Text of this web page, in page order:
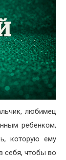
любимец
ребенком,
которую ему
себя, чтобы во